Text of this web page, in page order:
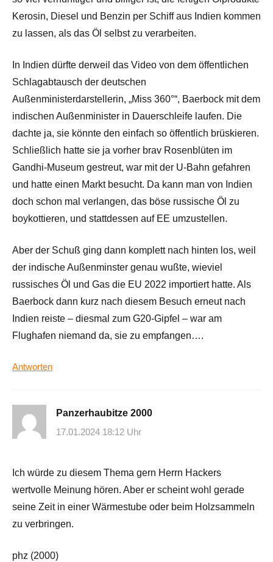
Kerosin, Diesel und Benzin per Schiff aus Indien kommen
zu lassen, als das Öl selbst zu verarbeiten.
In Indien dürfte derweil das Video von dem öffentlichen
Schlagabtausch der deutschen
Außenministerdarstellerin, „Miss 360°“, Baerbock mit dem
indischen Außenminister in Dauerschleife laufen. Die
dachte ja, sie könnte den einfach so öffentlich brüskieren.
Schließlich hatte sie ja vorher brav Rosenblüten im
Gandhi-Museum gestreut, war mit der U-Bahn gefahren
und hatte einen Markt besucht. Da kann man von Indien
doch schon mal verlangen, das böse russische Öl zu
boykottieren, und stattdessen auf EE umzustellen.
Aber der Schuß ging dann komplett nach hinten los, weil
der indische Außenminster genau wußte, wieviel
russisches Öl und Gas die EU 2022 importiert hatte. Als
Baerbock dann kurz nach diesem Besuch erneut nach
Indien reiste – diesmal zum G20-Gipfel – war am
Flughafen niemand da, sie zu empfangen….
Antworten
Panzerhaubitze 2000
17.01.2024 18:12 Uhr
Ich würde zu diesem Thema gern Herrn Hackers
wertvolle Meinung hören. Aber er scheint wohl gerade
seine Zeit in einer Wärmestube oder beim Holzsammeln
zu verbringen.
phz (2000)